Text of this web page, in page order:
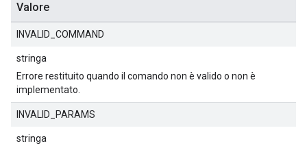
Valore
INVALID_COMMAND
stringa
Errore restituito quando il comando non è valido o non è
implementato.
INVALID_PARAMS
stringa